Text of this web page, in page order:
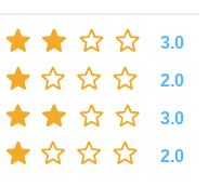
3.0
2.0
3.0
2.0